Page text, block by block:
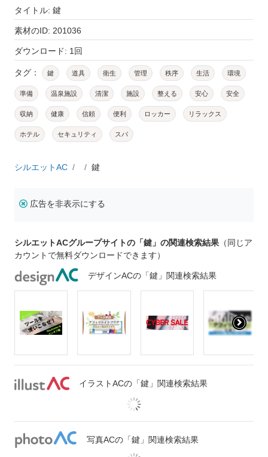
タイトル: 鍵
素材のID: 201036
ダウンロード: 1回
タグ： 鍵 道具 衛生 管理 秩序 生活 環境
準備 温泉施設 清潔 施設 整える 安心 安全
収納 健康 信頼 便利 ロッカー リラックス
ホテル セキュリティ スパ
シルエットAC 鍵
広告を非表示にする
シルエットACグループサイトの「鍵」の関連検索結果 （同じア
カウントで無料ダウンロードできます）
デザインACの「鍵」関連検索結果
イラストACの「鍵」関連検索結果
写真ACの「鍵」関連検索結果